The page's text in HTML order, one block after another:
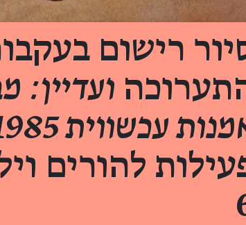
רישום
ועדיין:
עכשווית 2025-1985
להורים